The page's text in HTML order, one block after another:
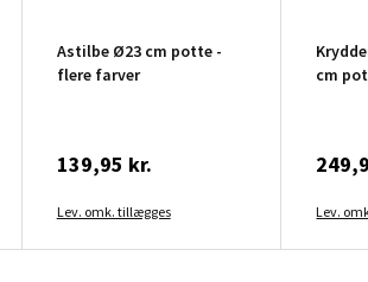
Astilbe Ø23 cm potte -
flere farver
139,95 kr.
Lev. omk. tillægges
cm
Lev.